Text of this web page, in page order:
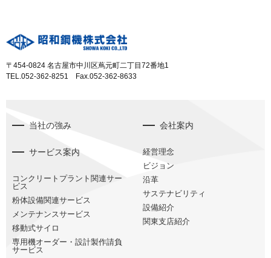
〒454-0824 名古屋市中川区蔦元町二丁目72番地1
TEL.052-362-8251 Fax.052-362-8633
当社の強み
サービス案内
コンクリートプラント関連サー
ビス
粉体設備関連サービス
メンテナンスサービス
移動式サイロ
専用機オーダー・設計製作請負
サービス
会社案内
経営理念
ビジョン
沿革
サステナビリティ
設備紹介
関東支店紹介